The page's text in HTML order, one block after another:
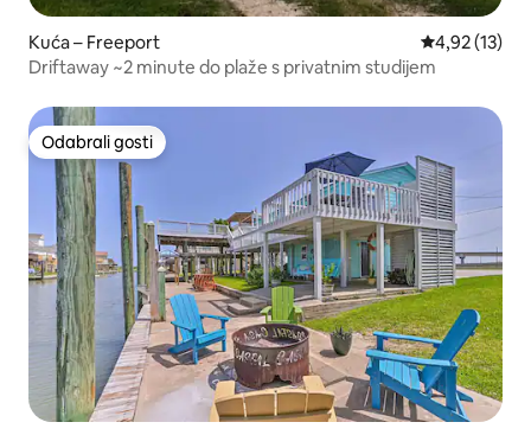
Kuća – Freeport Prosječna
4,92 (13)
Driftaway ~2 minute do plaže s privatnim studijem
Odabrali gosti
Odabrali gosti